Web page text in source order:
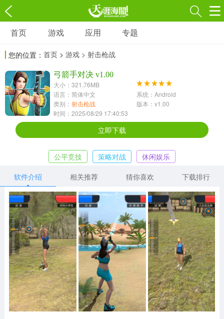
游戏
3697款应用
1597款应用
休闲益智
13387款应用
2196款应用
1072款应用
418款应用
568款应用
音乐舞蹈
269款应用
2716款应用
515款应用
其他
1654款应用
游戏助手
515款应用
MOD游戏
1056款应用
首页 游戏 应用 专题
您的位置： 首页 > 游戏 > 射击枪战
弓箭手对决 v1.00
大小：321.76MB
语言：简体中文
系统：Android
类别： 射击枪战
版本：v1.00
时间：2025/08/29 17:40:53
立即下载
公平竞技 策略对战
休闲娱乐
软件介绍
相关推荐 猜你喜欢 下载排行